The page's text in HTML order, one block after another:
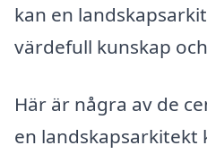
kan en
värdefull kunskap
Här är några av de
en landskapsarkitekt